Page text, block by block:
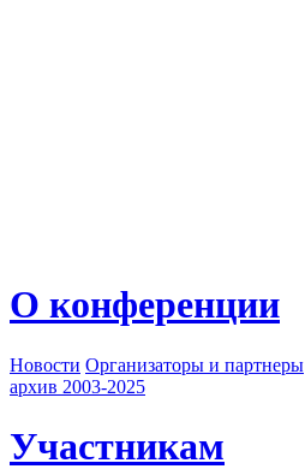
О конференции
Новости Организаторы и партнеры
архив 2003-2025
Участникам